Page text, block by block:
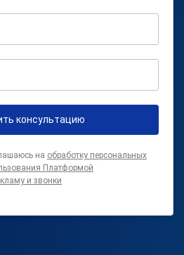
консультацию
на обработку персональных
Платформой
и звонки